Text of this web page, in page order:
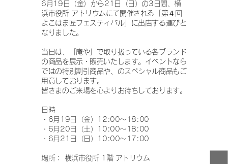
6月19日（金）から21日（日）の3日間、横
浜市役所 アトリウムにて開催される「第４回
よこはま匠フェスティバル」に出店する運びと
なりました。
当日は、「庵や」で取り扱っている各ブランド
の商品を展示・販売いたします。イベントなら
ではの特別割引商品や、のスペシャル商品もご
用意しております。
皆さまのご来場を心よりお待ちしております。
日時
・6月19日（金）12:00～18:00
・6月20日（土）10:00～18:00
・6月21日（日）10:00～17:00
場所： 横浜市役所 1階 アトリウム